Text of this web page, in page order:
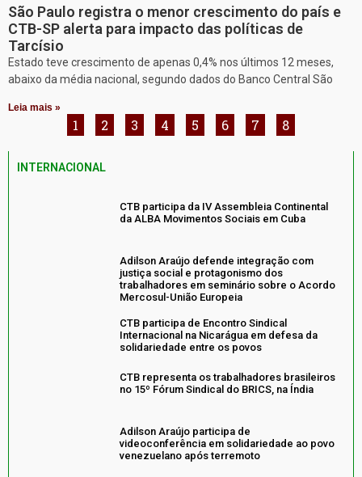
São Paulo registra o menor crescimento do país e
CTB-SP alerta para impacto das políticas de
Tarcísio
Estado teve crescimento de apenas 0,4% nos últimos 12 meses,
abaixo da média nacional, segundo dados do Banco Central São
Leia mais »
1 2 3 4 5 6 7 8
INTERNACIONAL
CTB participa da IV Assembleia Continental
da ALBA Movimentos Sociais em Cuba
Adilson Araújo defende integração com
justiça social e protagonismo dos
trabalhadores em seminário sobre o Acordo
Mercosul-União Europeia
CTB participa de Encontro Sindical
Internacional na Nicarágua em defesa da
solidariedade entre os povos
CTB representa os trabalhadores brasileiros
no 15º Fórum Sindical do BRICS, na Índia
Adilson Araújo participa de
videoconferência em solidariedade ao povo
venezuelano após terremoto